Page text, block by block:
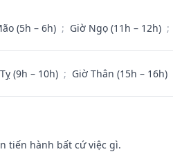
(5h – 6h) ; Giờ Ngọ (11h – 12h) ;
(9h – 10h) ; Giờ Thân (15h – 16h)
tiến hành bất cứ việc gì.